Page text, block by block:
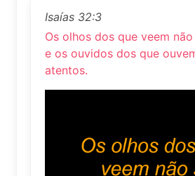
Isaías 32:3
Os olhos dos que veem
e os ouvidos dos que
atentos.